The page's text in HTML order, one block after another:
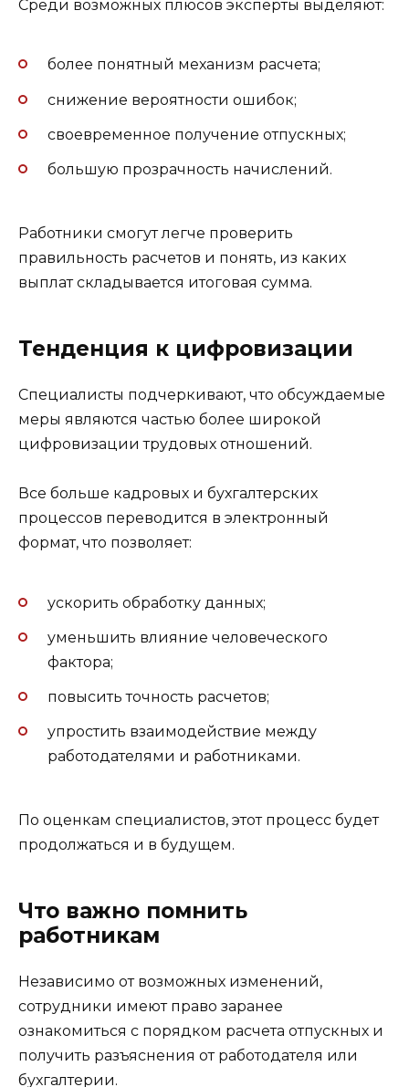
Среди возможных плюсов эксперты выделяют:
более понятный механизм расчета;
снижение вероятности ошибок;
своевременное получение отпускных;
большую прозрачность начислений.
Работники смогут легче проверить
правильность расчетов и понять, из каких
выплат складывается итоговая сумма.
Тенденция к цифровизации
Специалисты подчеркивают, что обсуждаемые
меры являются частью более широкой
цифровизации трудовых отношений.
Все больше кадровых и бухгалтерских
процессов переводится в электронный
формат, что позволяет:
ускорить обработку данных;
уменьшить влияние человеческого
фактора;
повысить точность расчетов;
упростить взаимодействие между
работодателями и работниками.
По оценкам специалистов, этот процесс будет
продолжаться и в будущем.
Что важно помнить
работникам
Независимо от возможных изменений,
сотрудники имеют право заранее
ознакомиться с порядком расчета отпускных и
получить разъяснения от работодателя или
бухгалтерии.